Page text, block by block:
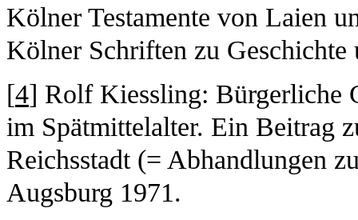
Kölner Testamente von Laien
Kölner Schriften zu
[4] Rolf Kiessling: Bürgerliche
im Spätmittelalter. Ein Beitrag
Reichsstadt (= Abhandlungen
Augsburg 1971.